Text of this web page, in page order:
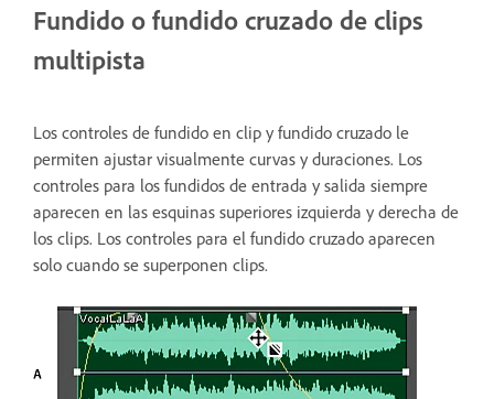
Fundido o fundido cruzado de clips
multipista
Los controles de fundido en clip y fundido cruzado le
permiten ajustar visualmente curvas y duraciones. Los
controles para los fundidos de entrada y salida siempre
aparecen en las esquinas superiores izquierda y derecha de
los clips. Los controles para el fundido cruzado aparecen
solo cuando se superponen clips.